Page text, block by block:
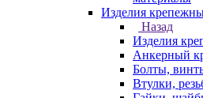
Изделия
Назад
Изделия
Анкерный
Болты,
Втулки,